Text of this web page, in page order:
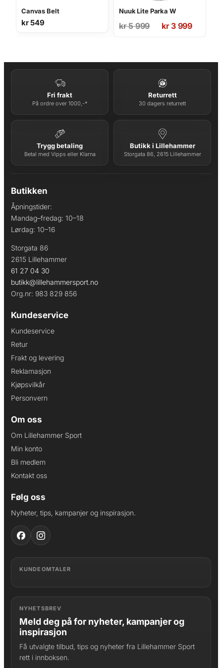
Canvas Belt
kr549
Nuuk Lite Parka W
kr5 999
Opprinnelig
kr 5
999.
kr3 999
Nåværende
kr 3
999.
Fri frakt
På ordre over 1000,-*
Returrett
30 dagers returrett
Trygg betaling
Betal med Vipps eller Klarna
Butikk i Lillehammer
Storgata 86, 2615 Lillehammer
Butikken
Åpningstider:
Mandag–fredag: 10–18
Lørdag: 10–16
Storgata 86
2615 Lillehammer
61 27 04 30
butikk@lillehammersport.no
Org.nr: 983 829 856
Kundeservice
Kundeservice
Retur
Frakt og levering
Reklamasjon
Kjøpsvilkår
Personvern
Om oss
Om Lillehammer Sport
Min konto
Bli medlem
Kontakt oss
Følg oss
Nyheter, tips, kampanjer og inspirasjon.
KUNDEOMTALER
NYHETSBREV
Meld deg på for nyheter, kampanjer og
inspirasjon
Få utvalgte tilbud, tips og nyheter fra Lillehammer Sport
rett i innboksen.